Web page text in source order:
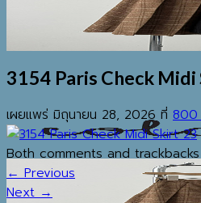
3154 Paris Check
เผยแพร่ มิถุนายน 28, 2026 ที่ 800
Both comments and
← Previous
Next →